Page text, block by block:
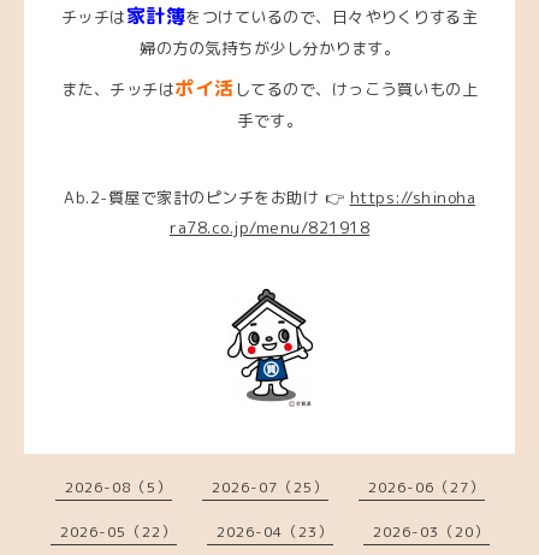
チッチは家計簿をつけているので、日々やりくりする主
婦の方の気持ちが少し分かります。
また、チッチはポイ活 してるので、けっこう買いもの上
手です。
Ab.2-質屋で家計のピンチをお助け 👉 https://shinoha
ra78.co.jp/menu/821918
2026-08（5） 2026-07（25） 2026-06（27）
2026-05（22） 2026-04（23） 2026-03（20）